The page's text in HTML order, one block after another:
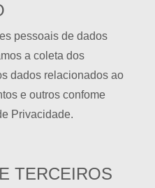
pessoais de dados
a coleta dos
dados relacionados ao
e outros confome
Privacidade.
TERCEIROS